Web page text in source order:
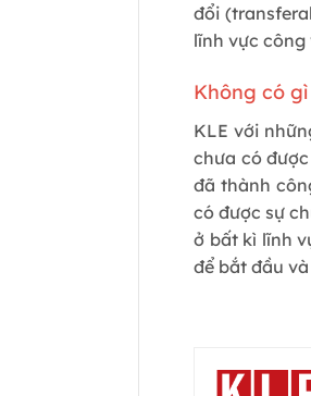
đổi
lĩnh vực công
Không có
KLE với
chưa có
đã thành
có được sự
ở bất kì lĩnh
để bắt đầu